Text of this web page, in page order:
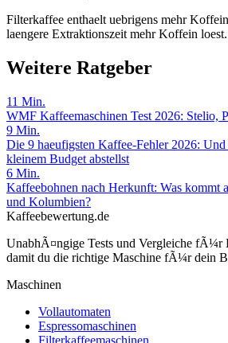
Filterkaffee enthaelt uebrigens mehr
laengere Extraktionszeit mehr Koffein loest.
Weitere Ratgeber
11 Min.
WMF Kaffeemaschinen Test 2026: Stelio,
9 Min.
Die 9 haeufigsten Kaffee-Fehler 2026:
kleinem Budget abstellst
6 Min.
Kaffeebohnen nach Herkunft: Was kommt
und Kolumbien?
Kaffeebewertung.de
UnabhÃ¤ngige Tests und Vergleiche fÃ¼r
damit du die richtige Maschine fÃ¼r dein
Maschinen
Vollautomaten
Espressomaschinen
Filterkaffeemaschinen